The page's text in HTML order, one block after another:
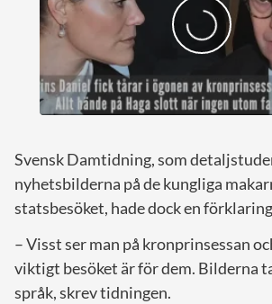
Svensk Damtidning, som
nyhetsbilderna på de kungliga
statsbesöket, hade dock en
– Visst ser man på kronprinsessan
viktigt besöket är för dem. Bilderna
språk, skrev tidningen.